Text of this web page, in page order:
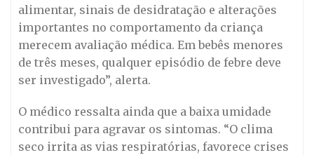
alimentar, sinais de desidratação e alterações
importantes no comportamento da criança
merecem avaliação médica. Em bebês menores
de três meses, qualquer episódio de febre deve
ser investigado”, alerta.
O médico ressalta ainda que a baixa umidade
contribui para agravar os sintomas. “O clima
seco irrita as vias respiratórias, favorece crises